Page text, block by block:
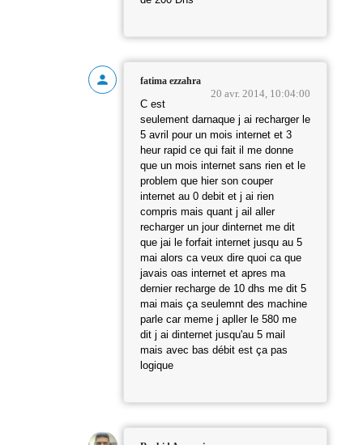
fatima ezzahra
20 avr. 2014, 10:04:00
C est
seulement darnaque j ai recharger le
5 avril pour un mois internet et 3
heur rapid ce qui fait il me donne
que un mois internet sans rien et le
problem que hier son couper
internet au 0 debit et j ai rien
compris mais quant j ail aller
recharger un jour dinternet me dit
que jai le forfait internet jusqu au 5
mai alors ca veux dire quoi ca que
javais oas internet et apres ma
dernier recharge de 10 dhs me dit 5
mai mais ça seulemnt des machine
parle car meme j apller le 580 me
dit j ai dinternet jusqu'au 5 mail
mais avec bas débit est ça pas
logique